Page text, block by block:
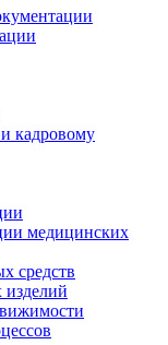
кадровому
медицинских
средств
изделий